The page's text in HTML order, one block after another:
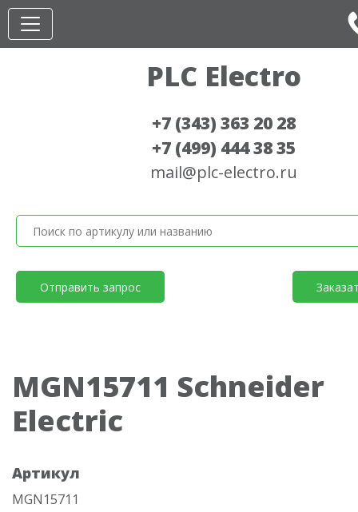
PLC Electro
+7 (343) 363 20 28
+7 (499) 444 38 35
mail@plc-electro.ru
Отправить запрос
MGN15711 Schneider
Electric
Артикул
MGN15711